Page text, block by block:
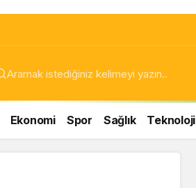
Ekonomi Spor Sağlık Teknoloji